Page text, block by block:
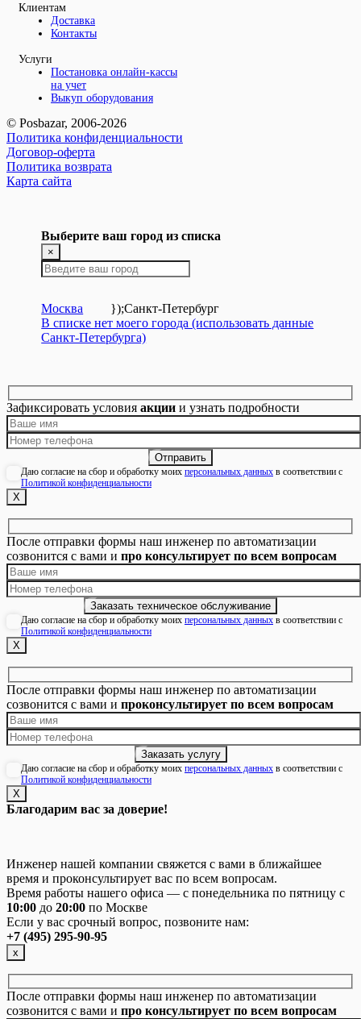
Клиентам
Доставка
Контакты
Услуги
Постановка онлайн-кассы
на учет
Выкуп оборудования
© Posbazar, 2006-2026
Политика конфиденциальности
Договор-оферта
Политика возврата
Карта сайта
Выберите ваш город из списка
×
Москва });Санкт-Петербург
В списке нет моего города (использовать данные
Санкт-Петербурга)
Зафиксировать условия акции и узнать подробности
Даю согласие на сбор и обработку моих персональных данных в соответствии с
Политикой конфиденциальности
Х
После отправки формы наш инженер по автоматизации
созвонится с вами и про консультирует по всем вопросам
Даю согласие на сбор и обработку моих персональных данных в соответствии с
Политикой конфиденциальности
Х
После отправки формы наш инженер по автоматизации
созвонится с вами и проконсультирует по всем вопросам
Даю согласие на сбор и обработку моих персональных данных в соответствии с
Политикой конфиденциальности
Х
Благодарим вас за доверие!
Инженер нашей компании свяжется с вами в ближайшее
время и проконсультирует вас по всем вопросам.
Время работы нашего офиса — с понедельника по пятницу с
10:00 до 20:00 по Москве
Если у вас срочный вопрос, позвоните нам:
+7 (495) 295-90-95
х
После отправки формы наш инженер по автоматизации
созвонится с вами и про консультирует по всем вопросам